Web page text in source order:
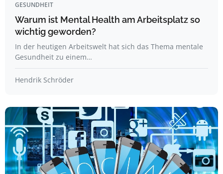
GESUNDHEIT
Warum ist Mental Health am Arbeitsplatz so
wichtig geworden?
In der heutigen Arbeitswelt hat sich das Thema mentale
Gesundheit zu einem…
Hendrik Schröder